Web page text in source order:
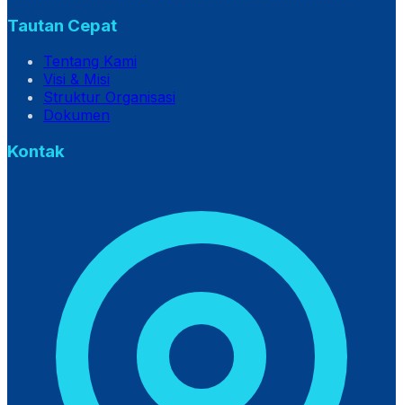
Tautan Cepat
Tentang Kami
Visi & Misi
Struktur Organisasi
Dokumen
Kontak